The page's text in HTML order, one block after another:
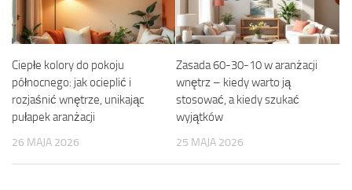
Ciepłe kolory do pokoju
północnego: jak ocieplić i
rozjaśnić wnętrze, unikając
pułapek aranżacji
26 MAJA 2026
Zasada 60-30-10 w aranżacji
wnętrz – kiedy warto ją
stosować, a kiedy szukać
wyjątków
25 MAJA 2026